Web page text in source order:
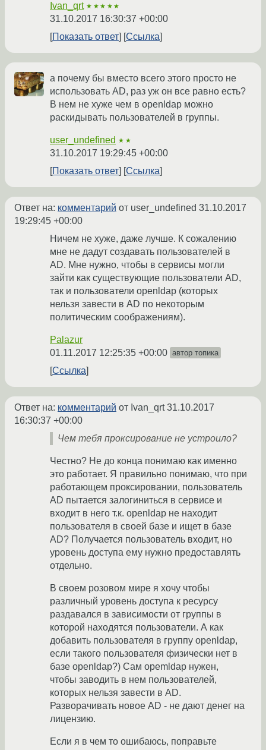
Ivan_qrt ★★★★★
31.10.2017 16:30:37 +00:00
Показать ответ
Ссылка
а почему бы вместо всего этого просто не
использовать AD, раз уж он все равно есть?
В нем не хуже чем в openldap можно
раскидывать пользователей в группы.
user_undefined ★★
31.10.2017 19:29:45 +00:00
Показать ответ
Ссылка
Ответ на: комментарий от user_undefined 31.10.2017
19:29:45 +00:00
Ничем не хуже, даже лучше. К сожалению
мне не дадут создавать пользователей в
AD. Мне нужно, чтобы в сервисы могли
зайти как существующие пользователи AD,
так и пользователи openldap (которых
нельзя завести в AD по некоторым
политическим соображениям).
Palazur
01.11.2017 12:25:35 +00:00 автор топика
Ссылка
Ответ на: комментарий от Ivan_qrt31.10.2017
16:30:37 +00:00
Чем тебя проксирование не устроило?
Честно? Не до конца понимаю как именно
это работает. Я правильно понимаю, что при
работающем проксировании, пользователь
AD пытается залогиниться в сервисе и
входит в него т.к. openldap не находит
пользователя в своей базе и ищет в базе
AD? Получается пользователь входит, но
уровень доступа ему нужно предоставлять
отдельно.
В своем розовом мире я хочу чтобы
различный уровень доступа к ресурсу
раздавался в зависимости от группы в
которой находятся пользователи. А как
добавить пользователя в группу openldap,
если такого пользователя физически нет в
базе openldap?) Сам opemldap нужен,
чтобы заводить в нем пользователей,
которых нельзя завести в AD.
Разворачивать новое AD - не дают денег на
лицензию.
Если я в чем то ошибаюсь, поправьте